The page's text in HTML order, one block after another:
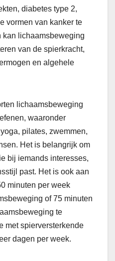
diabetes type 2,
vormen van kanker te
kan lichaamsbeweging
van de spierkracht,
en algehele
lichaamsbeweging
waaronder
pilates, zwemmen,
Het is belangrijk om
bij iemands interesses,
past. Het is ook aan
minuten per week
of 75 minuten
te
met spierversterkende
dagen per week.